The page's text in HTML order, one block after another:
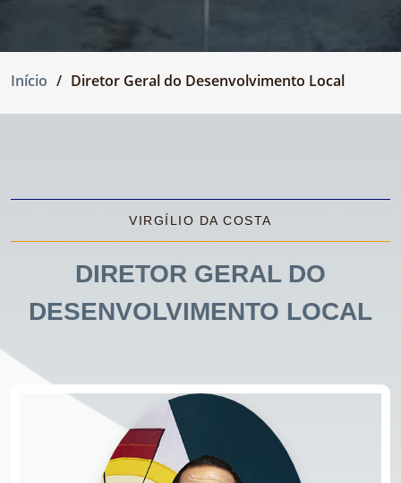
Início Diretor Geral do Desenvolvimento Local
VIRGÍLIO DA COSTA
DIRETOR GERAL DO
DESENVOLVIMENTO LOCAL